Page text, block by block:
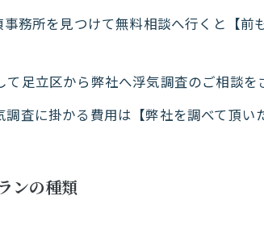
務所を見つけて無料相談へ行くと【
足立区から弊社へ浮気調査のご相談を
査に掛かる費用は【弊社を調べて頂い
ンの種類